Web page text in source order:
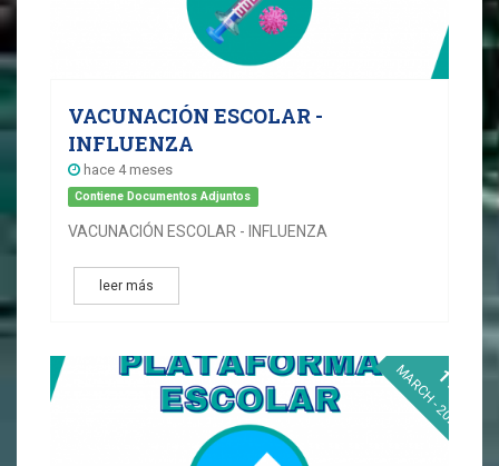
VACUNACIÓN ESCOLAR -
INFLUENZA
hace 4 meses
Contiene Documentos Adjuntos
VACUNACIÓN ESCOLAR - INFLUENZA
leer más
11
MARCH - 2026